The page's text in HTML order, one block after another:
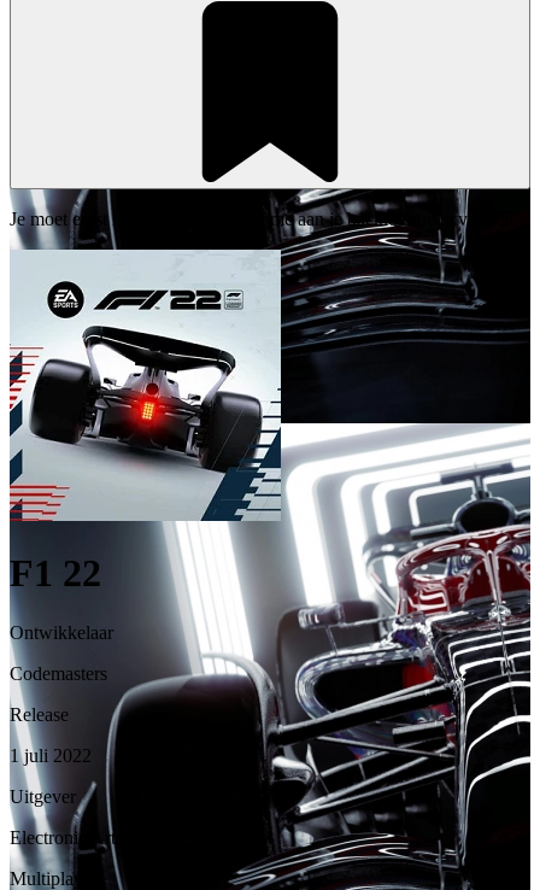
Je moet eerst inloggen om deze game aan je backlog toe te voegen.
F1 22
Ontwikkelaar
Codemasters
Release
1 juli 2022
Uitgever
Electronic Arts
Multiplayer